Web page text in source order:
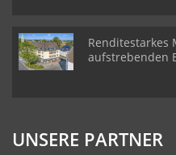
Renditestarkes
aufstrebenden
UNSERE PARTNER